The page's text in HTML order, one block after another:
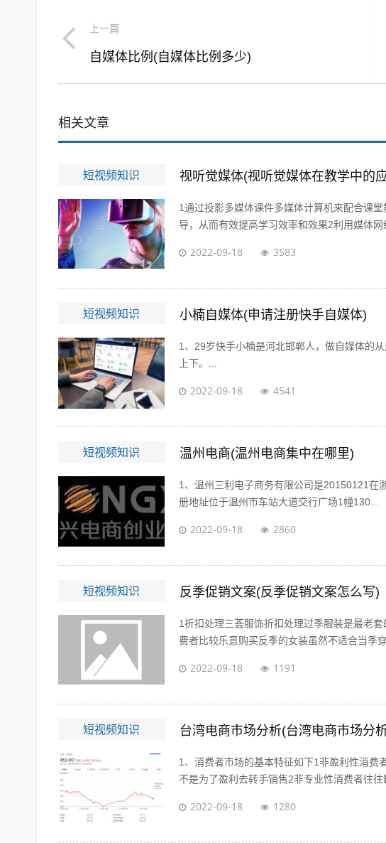
上一篇
自媒体比例(自媒体比例多少)
相关文章
短视频知识 视听觉媒体(视听觉媒体在教学中的
1通过投影多媒体课件多媒体计算机来配合课
导，从而有效提高学习效率和效果2利用媒体网
2022-09-18 3583
短视频知识 小楠自媒体(申请注册快手自媒体)
1、29岁快手小楠是河北邯郸人，做自媒体的
上下。...
2022-09-18 4541
短视频知识 温州电商(温州电商集中在哪里)
1、温州三利电子商务有限公司是20150121在
册地址位于温州市车站大道交行广场1幢130...
2022-09-18 2860
短视频知识 反季促销文案(反季促销文案怎么写)
1折扣处理三荟服饰折扣处理过季服装是最老
费者比较乐意购买反季的女装虽然不适合当季穿
2022-09-18 1191
短视频知识 台湾电商市场分析(台湾电商市场分
1、消费者市场的基本特征如下1非盈利性消费
不是为了盈利去转手销售2非专业性消费者往往
2022-09-18 1280